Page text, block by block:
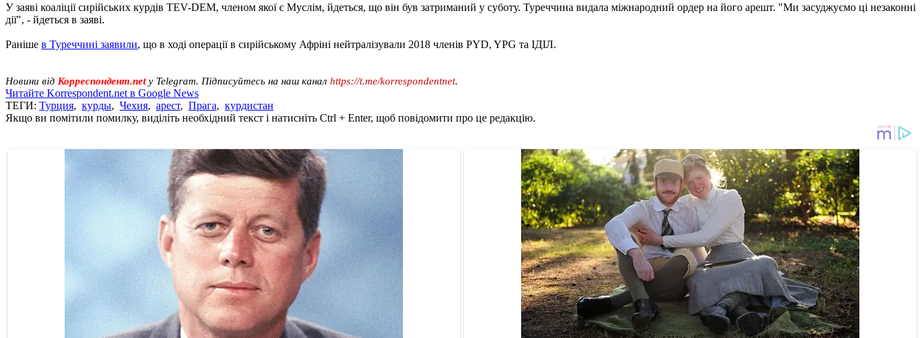
У заяві коаліції сирійських курдів TEV-DEM, членом якої є Муслім, йдеться, що він був затриманий у суботу. Туреччина видала міжнародний ордер на його арешт. "Ми засуджуємо ці незаконні
дії", - йдеться в заяві.
Раніше в Туреччині заявили, що в ході операції в сирійському Афріні нейтралізували 2018 членів PYD, YPG та ІДІЛ.
Новини від Корреспондент.netу Telegram. Підписуйтесь на наш канал https://t.me/korrespondentnet.
Читайте Korrespondent.net в Google News
ТЕГИ: Турция, курды, Чехия, арест, Прага, курдистан
Якщо ви помітили помилку, виділіть необхідний текст і натисніть Ctrl + Enter, щоб повідомити про це редакцію.